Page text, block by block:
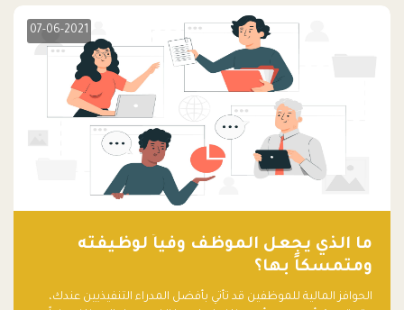
07-06-2021
ما الذي يجعل الموظف وفياً لوظيفته
ومتمسكاً بها؟
الحوافز المالية للموظفين قد تأتي بأفضل المدراء التنفيذيين عندك،